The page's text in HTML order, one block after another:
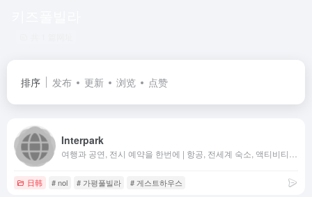
排序 发布 更新 浏览 点赞
Interpark
日韩 # nol # 가평풀빌라 # 게스트하우스